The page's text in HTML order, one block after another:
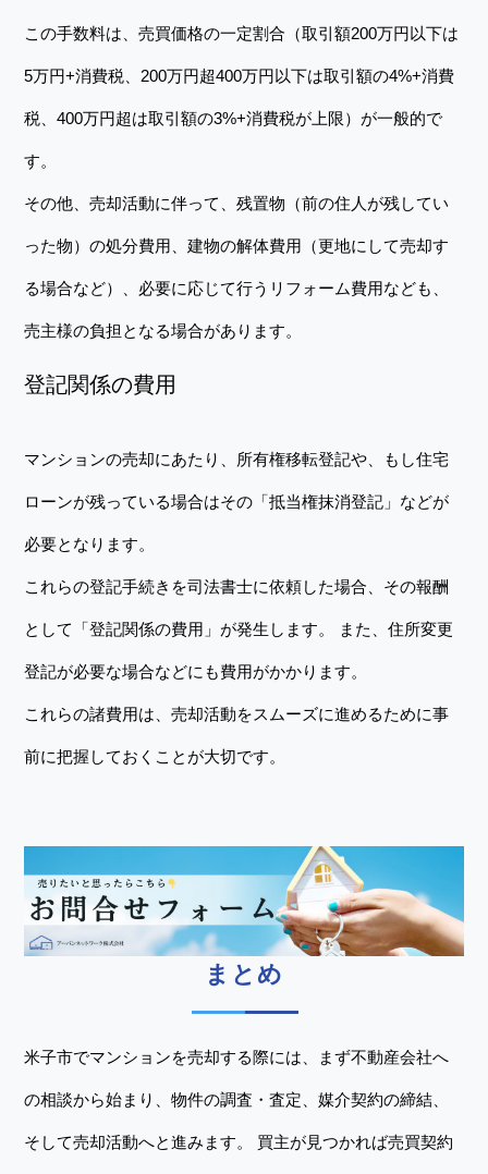
この手数料は、売買価格の一定割合（取引額200万円以下は
5万円+消費税、200万円超400万円以下は取引額の4%+消費
税、400万円超は取引額の3%+消費税が上限）が一般的で
す。
その他、売却活動に伴って、残置物（前の住人が残してい
った物）の処分費用、建物の解体費用（更地にして売却す
る場合など）、必要に応じて行うリフォーム費用なども、
売主様の負担となる場合があります。
登記関係の費用
マンションの売却にあたり、所有権移転登記や、もし住宅
ローンが残っている場合はその「抵当権抹消登記」などが
必要となります。
これらの登記手続きを司法書士に依頼した場合、その報酬
として「登記関係の費用」が発生します。 また、住所変更
登記が必要な場合などにも費用がかかります。
これらの諸費用は、売却活動をスムーズに進めるために事
前に把握しておくことが大切です。
まとめ
米子市でマンションを売却する際には、まず不動産会社へ
の相談から始まり、物件の調査・査定、媒介契約の締結、
そして売却活動へと進みます。 買主が見つかれば売買契約